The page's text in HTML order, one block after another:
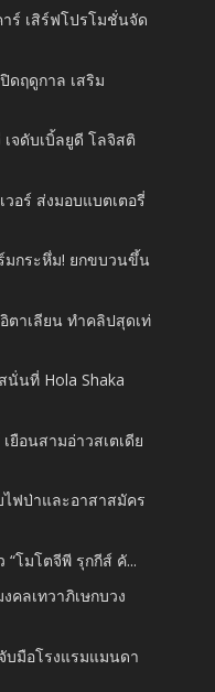
ร์ เสิร์ฟโปรโมชั่นจัด
ดฤดูกาล เสริม
เจดับเบิ้ลยูดี โลจิสติ
อร์ ส่งมอบแบตเตอรี่
มกระหึ่ม! ยกขบวนขึ้น
ตาเลียน ทำคลิปสุดเท่
นที่ Hola Shaka
ยือนสามอ่าวสเตเดีย
ฟป่าและอาสาสมัคร
“โมโตจีพี รุกกีส์ คั...
ลเทวาภิเษกบวง
บมือโรงแรมแมนดา